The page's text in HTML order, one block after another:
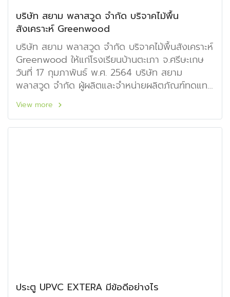
บริษัท สยาม พลาสวูด จำกัด บริจาคไม้พื้น
สังเคราะห์ Greenwood
บริษัท สยาม พลาสวูด จำกัด บริจาคไม้พื้นสังเคราะห์
Greenwood ให้แก่โรงเรียนบ้านตะเภา จ.ศรีษะเกษ
วันที่ 17 กุมภาพันธ์ พ.ศ. 2564 บริษัท สยาม
พลาสวูด จำกัด ผู้ผลิตและจำหน่ายผลิตภัณฑ์ทดแทน
ไม้ธรรมชาติ ได้บริจาคไม้พื้นสังเคราะห์ Greenwood
และไม้ฝา ให้กับโรงเรียนบ้านตะเภา หมู่ที่ 3 ต.ตูม
อ.ปรางค์กู่ จ.ศรีษะเกษ
View more
ประตู UPVC EXTERA มีข้อดีอย่างไร